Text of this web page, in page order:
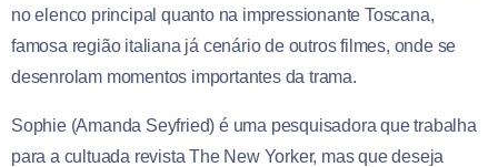
no elenco principal quanto na impressionante Toscana,
famosa região italiana já cenário de outros filmes, onde se
desenrolam momentos importantes da trama.
Sophie (Amanda Seyfried) é uma pesquisadora que trabalha
para a cultuada revista The New Yorker, mas que deseja